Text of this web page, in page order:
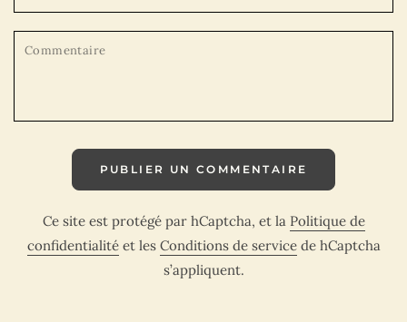
Commentaire
PUBLIER UN COMMENTAIRE
Ce site est protégé par hCaptcha, et la Politique de
confidentialitéet les Conditions de servicede hCaptcha
s’appliquent.